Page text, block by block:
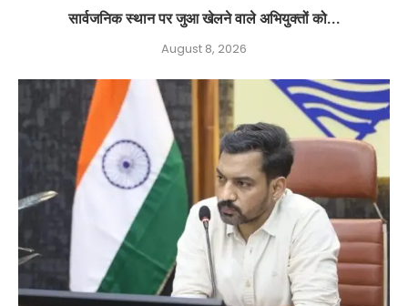
सार्वजनिक स्थान पर जुआ खेलने वाले अभियुक्तों को...
August 8, 2026